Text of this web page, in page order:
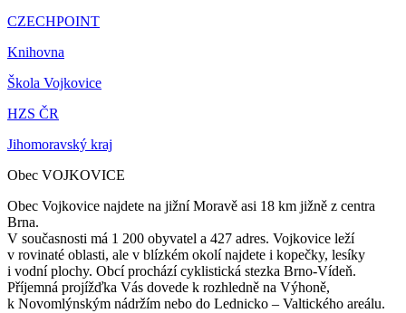
CZECHPOINT
Knihovna
Škola Vojkovice
HZS ČR
Jihomoravský kraj
Obec VOJKOVICE
Obec Vojkovice najdete na jižní Moravě asi 18 km jižně z centra
Brna.
V současnosti má 1 200 obyvatel a 427 adres. Vojkovice leží
v rovinaté oblasti, ale v blízkém okolí najdete i kopečky, lesíky
i vodní plochy. Obcí prochází cyklistická stezka Brno-Vídeň.
Příjemná projížďka Vás dovede k rozhledně na Výhoně,
k Novomlýnským nádržím nebo do Lednicko – Valtického areálu.